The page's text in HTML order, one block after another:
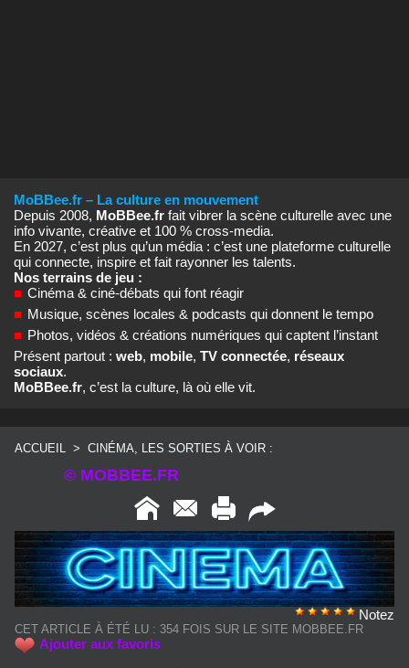
MoBBee.fr – La culture en mouvement
Depuis 2008, MoBBee.fr fait vibrer la scène culturelle avec une
info vivante, créative et 100 % cross‑media.
En 2027, c’est plus qu’un média : c’est une plateforme culturelle
qui connecte, inspire et fait rayonner les talents.
Nos terrains de jeu :
■ Cinéma & ciné‑débats qui font réagir
■ Musique, scènes locales & podcasts qui donnent le tempo
■ Photos, vidéos & créations numériques qui captent l’instant
Présent partout : web, mobile, TV connectée, réseaux
sociaux.
MoBBee.fr, c’est la culture, là où elle vit.
ACCUEIL > CINÉMA, LES SORTIES À VOIR :
© MOBBEE.FR
Notez
CET ARTICLE À ÉTÉ LU : 354 FOIS SUR LE SITE MOBBEE.FR
Ajouter aux favoris